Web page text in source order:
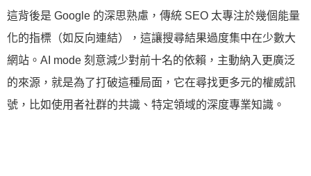
這背後是 Google 的深思熟慮，傳統 SEO 太專注於幾個能量
化的指標（如反向連結），這讓搜尋結果過度集中在少數大
網站。AI mode 刻意減少對前十名的依賴，主動納入更廣泛
的來源，就是為了打破這種局面，它在尋找更多元的權威訊
號，比如使用者社群的共識、特定領域的深度專業知識。